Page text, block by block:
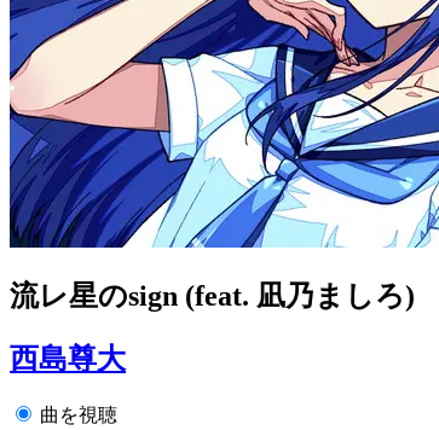
流レ星のsign (feat. 凪乃ましろ)
西島尊大
曲を視聴